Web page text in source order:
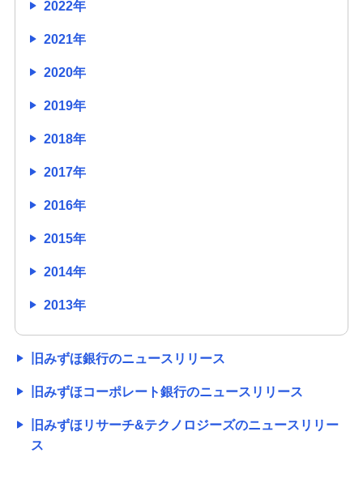
2022年
2021年
2020年
2019年
2018年
2017年
2016年
2015年
2014年
2013年
旧みずほ銀行のニュースリリース
旧みずほコーポレート銀行のニュースリリース
旧みずほリサーチ&テクノロジーズのニュースリリー
ス